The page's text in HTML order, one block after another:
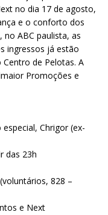
no dia 17 de agosto,
e o conforto dos
ABC paulista, as
ingressos já estão
de Pelotas. A
Promoções e
Chrigor (ex-
das 23h
828 –
e Next